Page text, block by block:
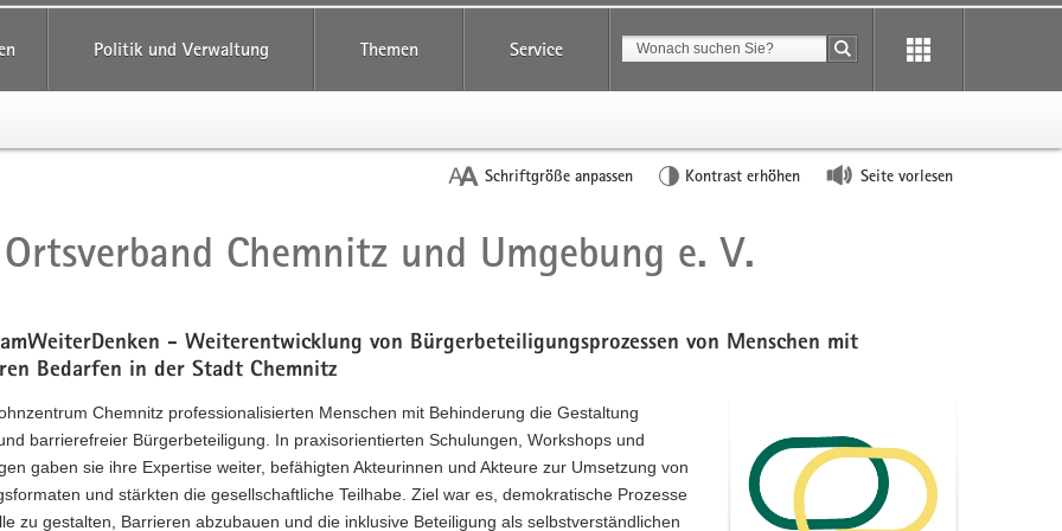
Politik und Verwaltung Themen Service Suchbegriff
Suche starten
Schriftgröße anpassen Kontrast erhöhen Seite vorlesen
Chemnitz und Umgebung e. V.
- Weiterentwicklung von Bürgerbeteiligungsprozessen von Menschen mit
Bedarfen in der Stadt Chemnitz
Chemnitz professionalisierten Menschen mit Behinderung die Gestaltung
barrierefreier Bürgerbeteiligung. In praxisorientierten Schulungen, Workshops und
gaben sie ihre Expertise weiter, befähigten Akteurinnen und Akteure zur Umsetzung von
und stärkten die gesellschaftliche Teilhabe. Ziel war es, demokratische Prozesse
zu gestalten, Barrieren abzubauen und die inklusive Beteiligung als selbstverständlichen